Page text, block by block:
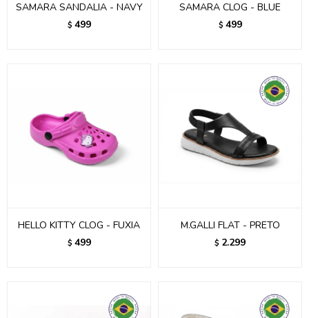
SAMARA SANDALIA - NAVY
$ 499
SAMARA CLOG - BLUE
$ 499
HELLO KITTY CLOG - FUXIA
$ 499
M.GALLI FLAT - PRETO
$ 2.299